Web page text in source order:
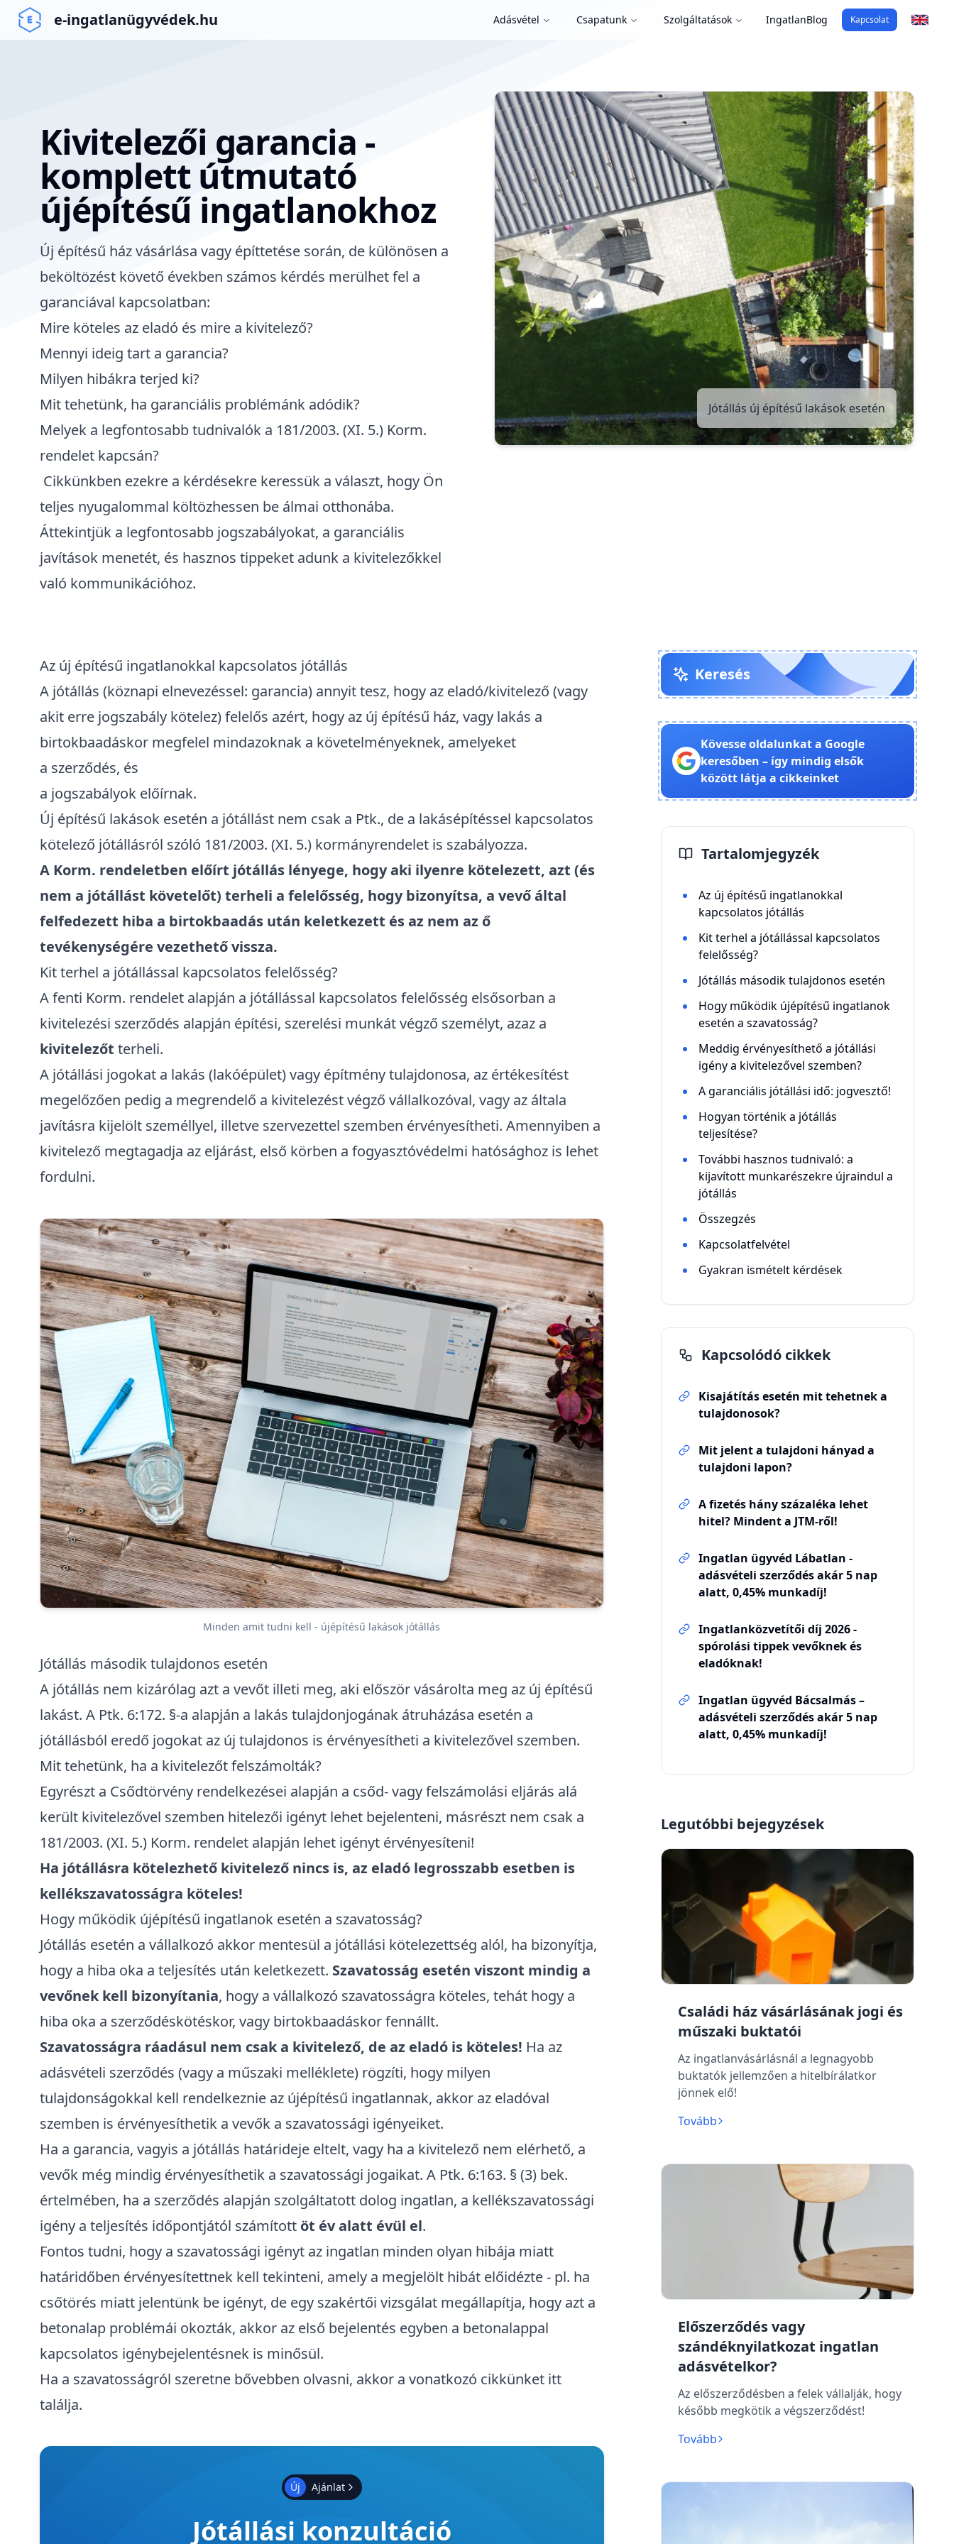
e-ingatlanügyvédek.hu Adásvétel Csapatunk Szolgáltatások IngatlanBlog Kapcsolat
Kivitelezői garancia -
komplett útmutató
újépítésű ingatlanokhoz
Új építésű ház vásárlása vagy építtetése során, de különösen a
beköltözést követő években számos kérdés merülhet fel a
garanciával kapcsolatban:
Mire köteles az eladó és mire a kivitelező?
Mennyi ideig tart a garancia?
Milyen hibákra terjed ki?
Mit tehetünk, ha garanciális problémánk adódik?
Melyek a legfontosabb tudnivalók a 181/2003. (XI. 5.) Korm.
rendelet kapcsán?
Cikkünkben ezekre a kérdésekre keressük a választ, hogy Ön
teljes nyugalommal költözhessen be álmai otthonába.
Áttekintjük a legfontosabb jogszabályokat, a garanciális
javítások menetét, és hasznos tippeket adunk a kivitelezőkkel
való kommunikációhoz.
Jótállás új építésű lakások esetén
Az új építésű ingatlanokkal kapcsolatos jótállás
A jótállás (köznapi elnevezéssel: garancia) annyit tesz, hogy az eladó/kivitelező (vagy
akit erre jogszabály kötelez) felelős azért, hogy az új építésű ház, vagy lakás a
birtokbaadáskor megfelel mindazoknak a követelményeknek, amelyeket
a szerződés, és
a jogszabályok előírnak.
Új építésű lakások esetén a jótállást nem csak a Ptk., de a lakásépítéssel kapcsolatos
kötelező jótállásról szóló 181/2003. (XI. 5.) kormányrendelet is szabályozza.
A Korm. rendeletben előírt jótállás lényege, hogy aki ilyenre kötelezett, azt (és
nem a jótállást követelőt) terheli a felelősség, hogy bizonyítsa, a vevő által
felfedezett hiba a birtokbaadás után keletkezett és az nem az ő
tevékenységére vezethető vissza.
Kit terhel a jótállással kapcsolatos felelősség?
A fenti Korm. rendelet alapján a jótállással kapcsolatos felelősség elsősorban a
kivitelezési szerződés alapján építési, szerelési munkát végző személyt, azaz a
kivitelezőt terheli.
A jótállási jogokat a lakás (lakóépület) vagy építmény tulajdonosa, az értékesítést
megelőzően pedig a megrendelő a kivitelezést végző vállalkozóval, vagy az általa
javításra kijelölt személlyel, illetve szervezettel szemben érvényesítheti. Amennyiben a
kivitelező megtagadja az eljárást, első körben a fogyasztóvédelmi hatósághoz is lehet
fordulni.
Minden amit tudni kell - újépítésű lakások jótállás
Jótállás második tulajdonos esetén
A jótállás nem kizárólag azt a vevőt illeti meg, aki először vásárolta meg az új építésű
lakást. A Ptk. 6:172. §-a alapján a lakás tulajdonjogának átruházása esetén a
jótállásból eredő jogokat az új tulajdonos is érvényesítheti a kivitelezővel szemben.
Mit tehetünk, ha a kivitelezőt felszámolták?
Egyrészt a Csődtörvény rendelkezései alapján a csőd- vagy felszámolási eljárás alá
került kivitelezővel szemben hitelezői igényt lehet bejelenteni, másrészt nem csak a
181/2003. (XI. 5.) Korm. rendelet alapján lehet igényt érvényesíteni!
Ha jótállásra kötelezhető kivitelező nincs is, az eladó legrosszabb esetben is
kellékszavatosságra köteles!
Hogy működik újépítésű ingatlanok esetén a szavatosság?
Jótállás esetén a vállalkozó akkor mentesül a jótállási kötelezettség alól, ha bizonyítja,
hogy a hiba oka a teljesítés után keletkezett. Szavatosság esetén viszont mindig a
vevőnek kell bizonyítania, hogy a vállalkozó szavatosságra köteles, tehát hogy a
hiba oka a szerződéskötéskor, vagy birtokbaadáskor fennállt.
Szavatosságra ráadásul nem csak a kivitelező, de az eladó is köteles! Ha az
adásvételi szerződés (vagy a műszaki melléklete) rögzíti, hogy milyen
tulajdonságokkal kell rendelkeznie az újépítésű ingatlannak, akkor az eladóval
szemben is érvényesíthetik a vevők a szavatossági igényeiket.
Ha a garancia, vagyis a jótállás határideje eltelt, vagy ha a kivitelező nem elérhető, a
vevők még mindig érvényesíthetik a szavatossági jogaikat. A Ptk. 6:163. § (3) bek.
értelmében, ha a szerződés alapján szolgáltatott dolog ingatlan, a kellékszavatossági
igény a teljesítés időpontjától számított öt év alatt évül el.
Fontos tudni, hogy a szavatossági igényt az ingatlan minden olyan hibája miatt
határidőben érvényesítettnek kell tekinteni, amely a megjelölt hibát előidézte - pl. ha
csőtörés miatt jelentünk be igényt, de egy szakértői vizsgálat megállapítja, hogy azt a
betonalap problémái okozták, akkor az első bejelentés egyben a betonalappal
kapcsolatos igénybejelentésnek is minősül.
Ha a szavatosságról szeretne bővebben olvasni, akkor a vonatkozó cikkünket itt
találja.
Új Ajánlat
Jótállási konzultáció
Keresés
Kövesse oldalunkat a Google
keresőben – így mindig elsők
között látja a cikkeinket
Tartalomjegyzék
Az új építésű ingatlanokkal
kapcsolatos jótállás
Kit terhel a jótállással kapcsolatos
felelősség?
Jótállás második tulajdonos esetén
Hogy működik újépítésű ingatlanok
esetén a szavatosság?
Meddig érvényesíthető a jótállási
igény a kivitelezővel szemben?
A garanciális jótállási idő: jogvesztő!
Hogyan történik a jótállás
teljesítése?
További hasznos tudnivaló: a
kijavított munkarészekre újraindul a
jótállás
Összegzés
Kapcsolatfelvétel
Gyakran ismételt kérdések
Kapcsolódó cikkek
Kisajátítás esetén mit tehetnek a
tulajdonosok?
Mit jelent a tulajdoni hányad a
tulajdoni lapon?
A fizetés hány százaléka lehet
hitel? Mindent a JTM-ről!
Ingatlan ügyvéd Lábatlan -
adásvételi szerződés akár 5 nap
alatt, 0,45% munkadíj!
Ingatlanközvetítői díj 2026 -
spórolási tippek vevőknek és
eladóknak!
Ingatlan ügyvéd Bácsalmás –
adásvételi szerződés akár 5 nap
alatt, 0,45% munkadíj!
Legutóbbi bejegyzések
Családi ház vásárlásának jogi és
műszaki buktatói
Az ingatlanvásárlásnál a legnagyobb
buktatók jellemzően a hitelbírálatkor
jönnek elő!
Tovább
Előszerződés vagy
szándéknyilatkozat ingatlan
adásvételkor?
Az előszerződésben a felek vállalják, hogy
később megkötik a végszerződést!
Tovább